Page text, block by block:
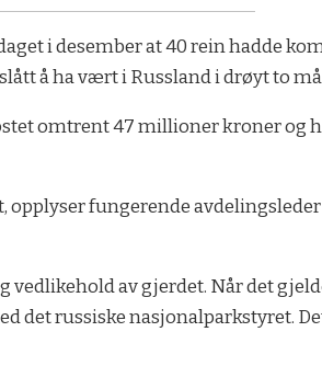
i desember at 40 rein hadde
å ha vært i Russland i drøyt to
omtrent 47 millioner kroner og
fungerende avdelingsleder
av gjerdet. Når det
det russiske nasjonalparkstyret.